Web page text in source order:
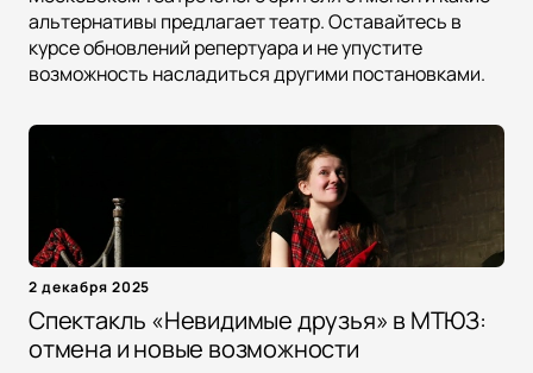
альтернативы предлагает театр. Оставайтесь в
курсе обновлений репертуара и не упустите
возможность насладиться другими постановками.
2 декабря 2025
Спектакль «Невидимые друзья» в МТЮЗ:
отмена и новые возможности